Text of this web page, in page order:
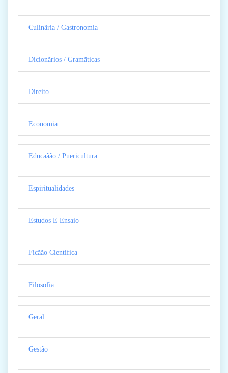
Culinãria / Gastronomia
Dicionãrios / Gramãticas
Direito
Economia
Educaãão / Puericultura
Espiritualidades
Estudos E Ensaio
Ficãão Cientifica
Filosofia
Geral
Gestão